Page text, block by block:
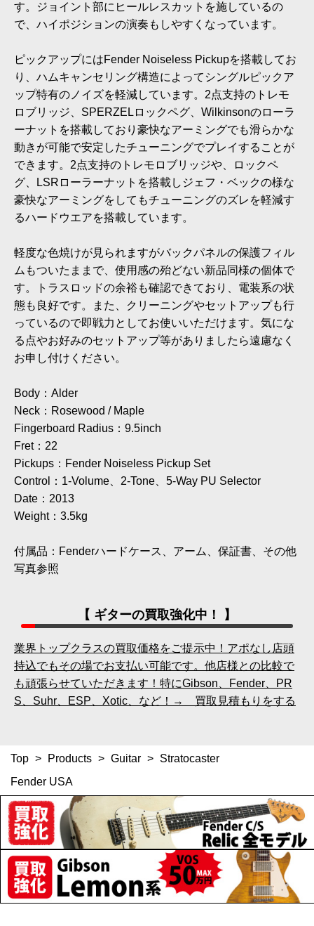
す。ジョイント部にヒールレスカットを施しているの
で、ハイポジションの演奏もしやすくなっています。
ピックアップにはFender Noiseless Pickupを搭載してお
り、ハムキャンセリング構造によってシングルピックア
ップ特有のノイズを軽減しています。2点支持のトレモ
ロブリッジ、SPERZELロックペグ、Wilkinsonのローラ
ーナットを搭載しており豪快なアーミングでも滑らかな
動きが可能で安定したチューニングでプレイすることが
できます。2点支持のトレモロブリッジや、ロックペ
グ、LSRローラーナットを搭載しジェフ・ベックの様な
豪快なアーミングをしてもチューニングのズレを軽減す
るハードウエアを搭載しています。
軽度な色焼けが見られますがバックパネルの保護フィル
ムもついたままで、使用感の殆どない新品同様の個体で
す。トラスロッドの余裕も確認できており、電装系の状
態も良好です。また、クリーニングやセットアップも行
っているので即戦力としてお使いいただけます。気にな
る点やお好みのセットアップ等がありましたら遠慮なく
お申し付けください。
Body：Alder
Neck：Rosewood / Maple
Fingerboard Radius：9.5inch
Fret：22
Pickups：Fender Noiseless Pickup Set
Control：1-Volume、2-Tone、5-Way PU Selector
Date：2013
Weight：3.5kg
付属品：Fenderハードケース、アーム、保証書、その他
写真参照
【 ギターの買取強化中！ 】
業界トップクラスの買取価格をご提示中！アポなし店頭
持込でもその場でお支払い可能です。他店様との比較で
も頑張らせていただきます！特にGibson、Fender、PR
S、Suhr、ESP、Xotic、など！→ 買取見積もりをする
Top > Products > Guitar > Stratocaster
Fender USA